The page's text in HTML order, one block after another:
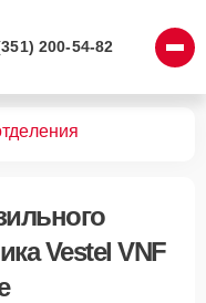
200-54-82
Vestel VNF